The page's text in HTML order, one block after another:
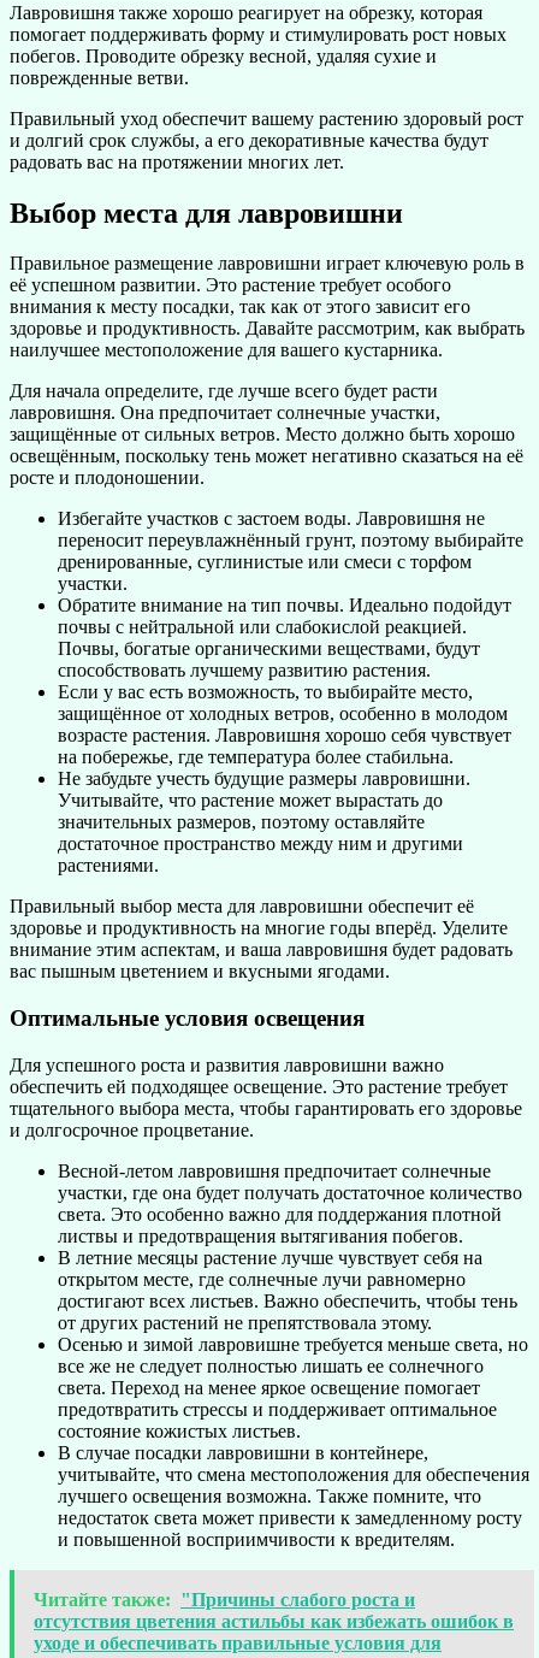
Лавровишня также хорошо реагирует на обрезку, которая
помогает поддерживать форму и стимулировать рост новых
побегов. Проводите обрезку весной, удаляя сухие и
поврежденные ветви.
Правильный уход обеспечит вашему растению здоровый рост
и долгий срок службы, а его декоративные качества будут
радовать вас на протяжении многих лет.
Выбор места для лавровишни
Правильное размещение лавровишни играет ключевую роль в
её успешном развитии. Это растение требует особого
внимания к месту посадки, так как от этого зависит его
здоровье и продуктивность. Давайте рассмотрим, как выбрать
наилучшее местоположение для вашего кустарника.
Для начала определите, где лучше всего будет расти
лавровишня. Она предпочитает солнечные участки,
защищённые от сильных ветров. Место должно быть хорошо
освещённым, поскольку тень может негативно сказаться на её
росте и плодоношении.
Избегайте участков с застоем воды. Лавровишня не
переносит переувлажнённый грунт, поэтому выбирайте
дренированные, суглинистые или смеси с торфом
участки.
Обратите внимание на тип почвы. Идеально подойдут
почвы с нейтральной или слабокислой реакцией.
Почвы, богатые органическими веществами, будут
способствовать лучшему развитию растения.
Если у вас есть возможность, то выбирайте место,
защищённое от холодных ветров, особенно в молодом
возрасте растения. Лавровишня хорошо себя чувствует
на побережье, где температура более стабильна.
Не забудьте учесть будущие размеры лавровишни.
Учитывайте, что растение может вырастать до
значительных размеров, поэтому оставляйте
достаточное пространство между ним и другими
растениями.
Правильный выбор места для лавровишни обеспечит её
здоровье и продуктивность на многие годы вперёд. Уделите
внимание этим аспектам, и ваша лавровишня будет радовать
вас пышным цветением и вкусными ягодами.
Оптимальные условия освещения
Для успешного роста и развития лавровишни важно
обеспечить ей подходящее освещение. Это растение требует
тщательного выбора места, чтобы гарантировать его здоровье
и долгосрочное процветание.
Весной-летом лавровишня предпочитает солнечные
участки, где она будет получать достаточное количество
света. Это особенно важно для поддержания плотной
листвы и предотвращения вытягивания побегов.
В летние месяцы растение лучше чувствует себя на
открытом месте, где солнечные лучи равномерно
достигают всех листьев. Важно обеспечить, чтобы тень
от других растений не препятствовала этому.
Осенью и зимой лавровишне требуется меньше света, но
все же не следует полностью лишать ее солнечного
света. Переход на менее яркое освещение помогает
предотвратить стрессы и поддерживает оптимальное
состояние кожистых листьев.
В случае посадки лавровишни в контейнере,
учитывайте, что смена местоположения для обеспечения
лучшего освещения возможна. Также помните, что
недостаток света может привести к замедленному росту
и повышенной восприимчивости к вредителям.
Читайте также: "Причины слабого роста и
отсутствия цветения астильбы как избежать ошибок в
уходе и обеспечивать правильные условия для